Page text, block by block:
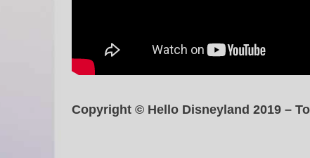
Copyright © Hello Disneyland 2019 –